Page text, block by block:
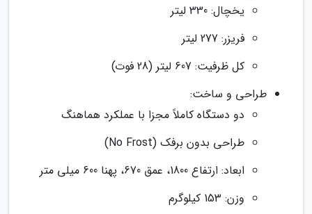
یخچال: 330 لیتر
فریزر: 277 لیتر
کل ظرفیت: 607 لیتر (28 فوت)
طراحی و ساخت:
دو دستگاه کاملاً مجزا با عملکرد هماهنگ
طراحی بدون برفک (No Frost)
ابعاد: ارتفاع 1800، عمق 670، پهنا 600 میلی متر
وزن: 153 کیلوگرم